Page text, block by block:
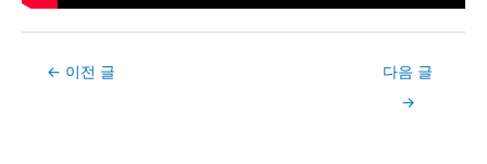
Post← 이전 글
다음 글
→